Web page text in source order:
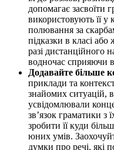
допомагає засвоїти
використовують її у
полювання за
підказки в класі
разі дистанційного
водночас сприяючи
Додавайте більше
приклади та
знайомих ситуацій,
усвідомлювали
зв’язок граматики
зробити її куди
юних умів.
думки про речі, які